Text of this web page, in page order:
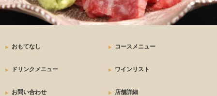
おもてなし コースメニュー
ドリンクメニュー ワインリスト
お問い合わせ 店舗詳細